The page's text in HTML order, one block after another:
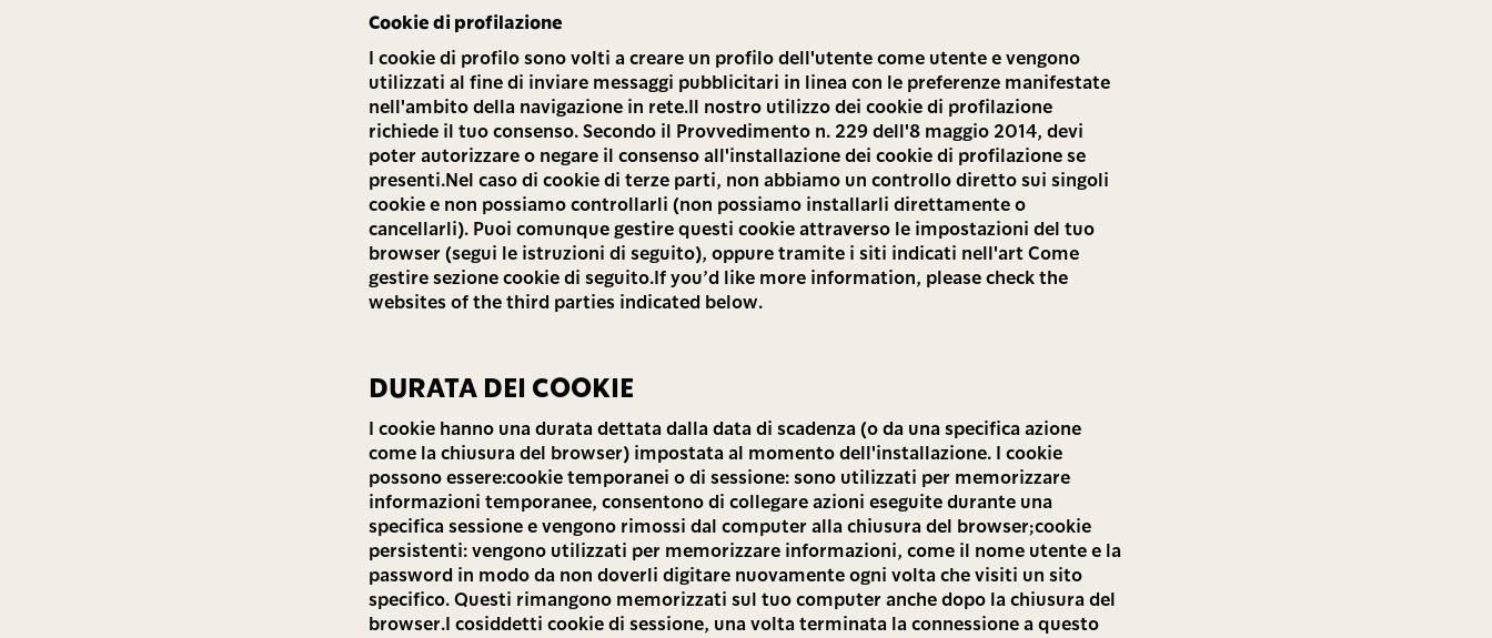
Cookie di profilazione
I cookie di profilo sono volti a creare un profilo dell'utente come utente e vengono
utilizzati al fine di inviare messaggi pubblicitari in linea con le preferenze manifestate
nell'ambito della navigazione in rete.Il nostro utilizzo dei cookie di profilazione
richiede il tuo consenso. Secondo il Provvedimento n. 229 dell'8 maggio 2014, devi
poter autorizzare o negare il consenso all'installazione dei cookie di profilazione se
presenti.Nel caso di cookie di terze parti, non abbiamo un controllo diretto sui singoli
cookie e non possiamo controllarli (non possiamo installarli direttamente o
cancellarli). Puoi comunque gestire questi cookie attraverso le impostazioni del tuo
browser (segui le istruzioni di seguito), oppure tramite i siti indicati nell'art Come
gestire sezione cookie di seguito.If you’d like more information, please check the
websites of the third parties indicated below.
DURATA DEI COOKIE
I cookie hanno una durata dettata dalla data di scadenza (o da una specifica azione
come la chiusura del browser) impostata al momento dell'installazione. I cookie
possono essere:cookie temporanei o di sessione: sono utilizzati per memorizzare
informazioni temporanee, consentono di collegare azioni eseguite durante una
specifica sessione e vengono rimossi dal computer alla chiusura del browser;cookie
persistenti: vengono utilizzati per memorizzare informazioni, come il nome utente e la
password in modo da non doverli digitare nuovamente ogni volta che visiti un sito
specifico. Questi rimangono memorizzati sul tuo computer anche dopo la chiusura del
browser.I cosiddetti cookie di sessione, una volta terminata la connessione a questo